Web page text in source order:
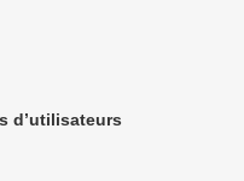
d’utilisateurs